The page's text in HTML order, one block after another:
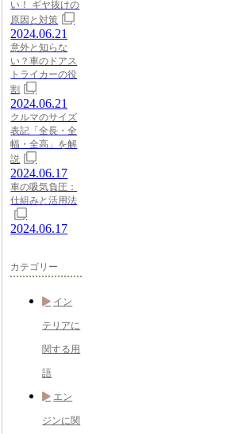
い！ ギヤ抜けの
原因と対策
2024.06.21
意外と知らな
い？車のドアス
トライカーの役
割
2024.06.21
クルマのサイズ
表記「全長・全
幅・全高」を解
説
2024.06.17
車の吸気負圧：
仕組みと活用法
2024.06.17
カテゴリー
イン
テリアに
関する用
語
エン
ジンに関